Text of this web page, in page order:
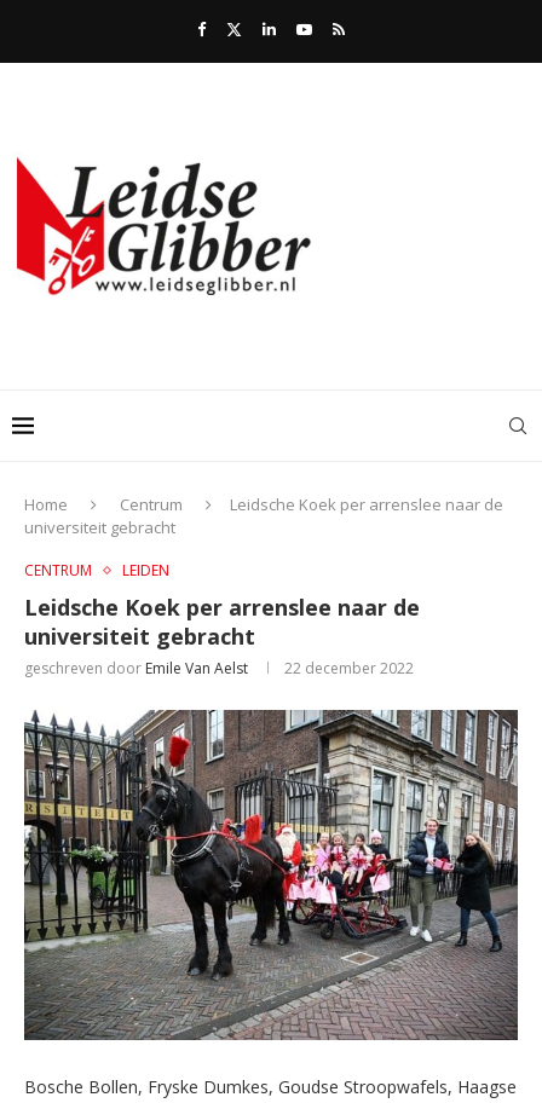
Home Centrum
Leidsche Koek per arrenslee naar de
universiteit gebracht
CENTRUM LEIDEN
Leidsche Koek per arrenslee naar de
universiteit gebracht
geschreven door Emile Van Aelst 22 december 2022
Bosche Bollen, Fryske Dumkes, Goudse Stroopwafels, Haagse